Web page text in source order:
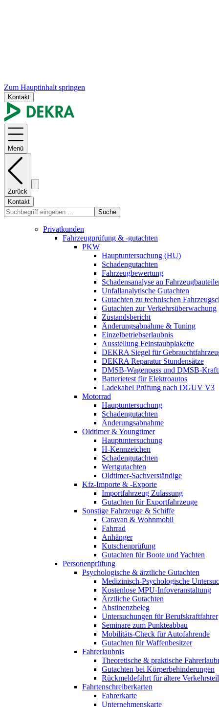
Zum Hauptinhalt springen
Kontakt
Menü
Zurück
Kontakt
Suche
Privatkunden
Fahrzeugprüfung & -gutachten
PKW
Hauptuntersuchung (HU)
Schadengutachten
Fahrzeugbewertung
Schadensanalyse an
Unfallanalytische Gutachten
Gutachten zu technischen
Gutachten zur Verkehrsüberwachung
Zustandsbericht
Änderungsabnahme & Tuning
Einzelbetriebserlaubnis
Ausstellung Feinstaubplakette
DEKRA Siegel für
DEKRA Reparatur Stundensätze
DMSB-Wagenpass und DMSB-
Batterietest für Elektroautos
Ladekabel Prüfung nach DGUV V3
Motorrad
Hauptuntersuchung
Schadengutachten
Änderungsabnahme
Oldtimer & Youngtimer
Hauptuntersuchung
H-Kennzeichen
Schadengutachten
Wertgutachten
Oldtimer-Sachverständige
Kfz-Importe & -Exporte
Importfahrzeug Zulassung
Gutachten für Exportfahrzeuge
Sonstige Fahrzeuge & Schiffe
Caravan & Wohnmobil
Fahrrad
Anhänger
Kutschenprüfung
Gutachten für Boote und Yachten
Personenprüfung
Psychologische & ärztliche Gutachten
Medizinisch-Psychologische
Kostenlose MPU-Infoveranstaltung
Ärztliche Gutachten
Abstinenzbeleg
Untersuchungen für Berufskraftfahrer
Seminare zum Punkteabbau
Mobilitäts-Check für Autofahrende
Gutachten für Waffenbesitzer
Fahrerlaubnis
Theoretische & praktische
Gutachten bei Körperbehinderungen
Rückmeldefahrt für ältere
Fahrtenschreiberkarten
Fahrerkarte
Unternehmenskarte